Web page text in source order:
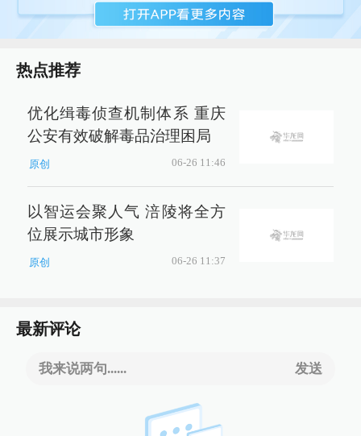
热点推荐
优化缉毒侦查机制体系 重庆
公安有效破解毒品治理困局
原创 06-26 11:46
以智运会聚人气 涪陵将全方
位展示城市形象
原创 06-26 11:37
最新评论
我来说两句...... 发送